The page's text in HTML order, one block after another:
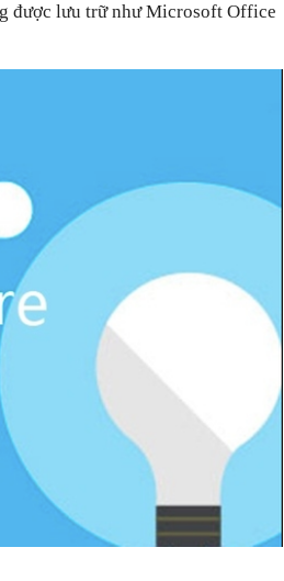
được lưu trữ như Microsoft Office